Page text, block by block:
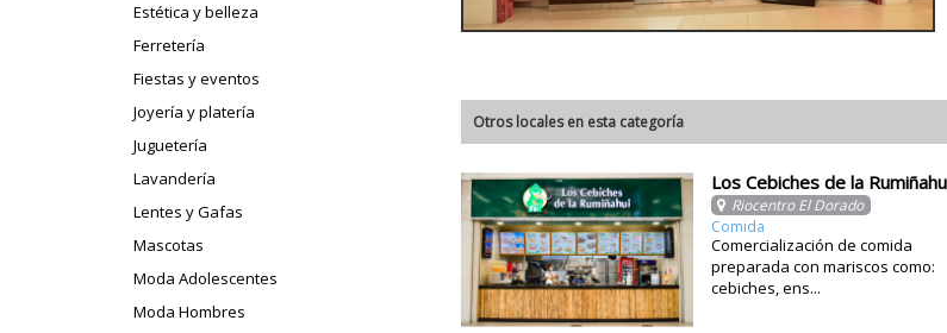
Estética y belleza
Ferretería
Fiestas y eventos
Joyería y platería
Juguetería
Lavandería
Lentes y Gafas
Mascotas
Moda Adolescentes
Moda Hombres
Otros locales en esta categoría
Los Cebiches de la
Riocentro El Dorado
Comida
Comercialización de comida
preparada con mariscos como:
cebiches, ens...